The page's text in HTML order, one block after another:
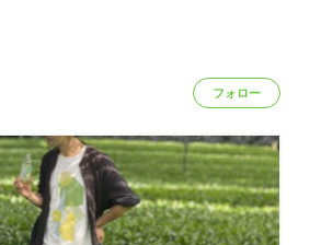
フォロー